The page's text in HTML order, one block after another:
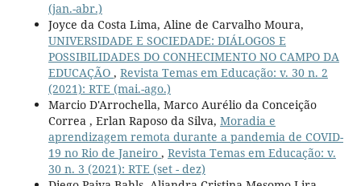
(jan.-abr.)
Joyce da Costa Lima, Aline de Carvalho Moura,
UNIVERSIDADE E SOCIEDADE: DIÁLOGOS E
POSSIBILIDADES DO CONHECIMENTO NO CAMPO DA
EDUCAÇÃO , Revista Temas em Educação: v. 30 n. 2
(2021): RTE (mai.-ago.)
Marcio D'Arrochella, Marco Aurélio da Conceição
Correa , Erlan Raposo da Silva, Moradia e
aprendizagem remota durante a pandemia de COVID-
19 no Rio de Janeiro , Revista Temas em Educação: v.
30 n. 3 (2021): RTE (set - dez)